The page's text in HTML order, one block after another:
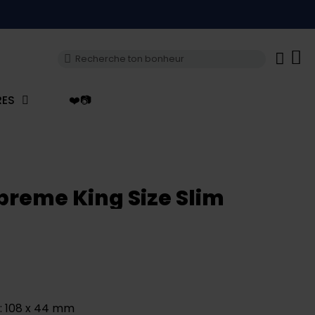
❤️📷
King Size Slim
108 x 44 mm